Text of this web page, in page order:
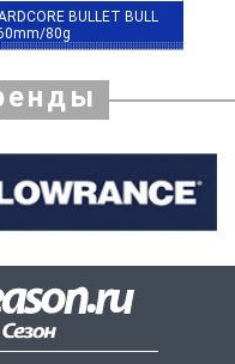
BULLET BULL
80g